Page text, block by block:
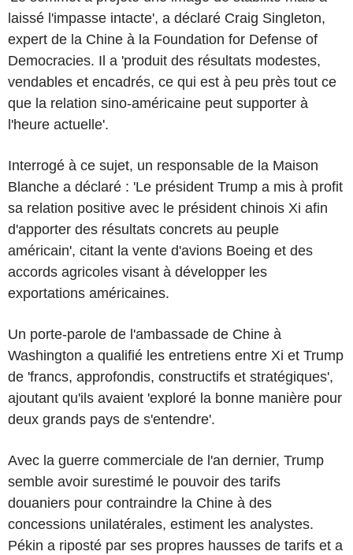
laissé l'impasse intacte', a déclaré Craig Singleton,
expert de la Chine à la Foundation for Defense of
Democracies. Il a 'produit des résultats modestes,
vendables et encadrés, ce qui est à peu près tout ce
que la relation sino-américaine peut supporter à
l'heure actuelle'.
Interrogé à ce sujet, un responsable de la Maison
Blanche a déclaré : 'Le président Trump a mis à profit
sa relation positive avec le président chinois Xi afin
d'apporter des résultats concrets au peuple
américain', citant la vente d'avions Boeing et des
accords agricoles visant à développer les
exportations américaines.
Un porte-parole de l'ambassade de Chine à
Washington a qualifié les entretiens entre Xi et Trump
de 'francs, approfondis, constructifs et stratégiques',
ajoutant qu'ils avaient 'exploré la bonne manière pour
deux grands pays de s'entendre'.
Avec la guerre commerciale de l'an dernier, Trump
semble avoir surestimé le pouvoir des tarifs
douaniers pour contraindre la Chine à des
concessions unilatérales, estiment les analystes.
Pékin a riposté par ses propres hausses de tarifs et a